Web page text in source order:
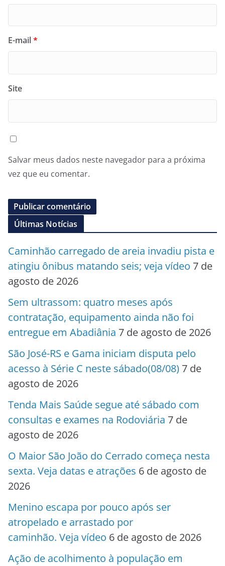
E-mail*
Site
Salvar meus dados neste navegador para a próxima
vez que eu comentar.
Últimas Notícias
Caminhão carregado de areia invadiu pista e
atingiu ônibus matando seis; veja vídeo 7 de
agosto de 2026
Sem ultrassom: quatro meses após
contratação, equipamento ainda não foi
entregue em Abadiânia 7 de agosto de 2026
São José-RS e Gama iniciam disputa pelo
acesso à Série C neste sábado(08/08) 7 de
agosto de 2026
Tenda Mais Saúde segue até sábado com
consultas e exames na Rodoviária 7 de
agosto de 2026
O Maior São João do Cerrado começa nesta
sexta. Veja datas e atrações 6 de agosto de
2026
Menino escapa por pouco após ser
atropelado e arrastado por
caminhão. Veja vídeo 6 de agosto de 2026
Ação de acolhimento à população em